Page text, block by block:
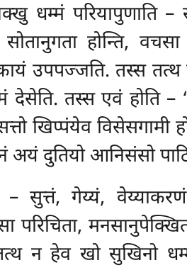
धम्मं परियापुणाति –
होन्ति, वचसा
उपपज्जति. तस्स
देसेति. तस्स एवं होति
खिप्पंयेव विसेसगामी
अयं दुतियो आनिसंसो
सुत्तं, गेय्यं,
मनसानुपेक्खिता,
न हेव खो सुखिनो